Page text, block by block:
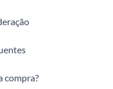
compra?